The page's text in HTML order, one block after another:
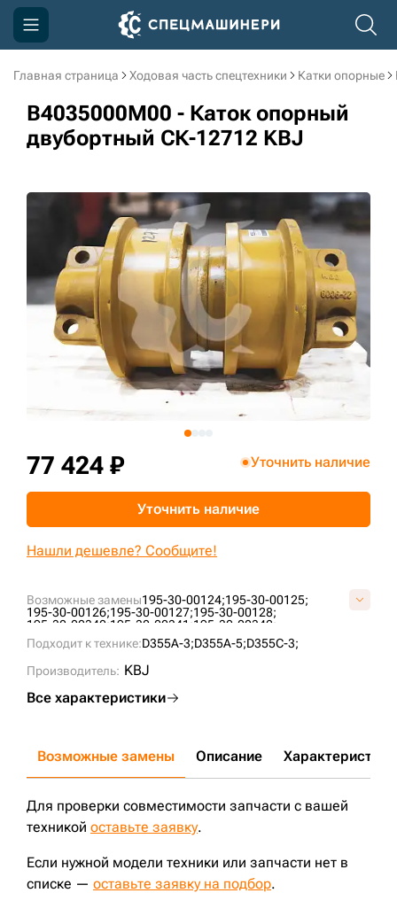
Главная страница Ходовая часть спецтехники Катки опорные
B4035000M00 - Каток опорный
двубортный СК-12712 KBJ
Возможные замены195-30-00124;195-30-00125;
195-30-00126;195-30-00127;195-30-00128;
195-30-00340;195-30-00341;195-30-00342;
195-30-00343;
195-30-00344; 195-30-00345;
195-30-00346;B4035000M00;KM344B;KM927;
Подходит к технике:D355A-3;D355A-5;D355C-3;
Производитель: KBJ
Все характеристики
77 424 ₽ Уточнить наличие
Уточнить наличие
Нашли дешевле? Сообщите!
Возможные замены Описание Характеристики
Для проверки совместимости запчасти с вашей
техникой оставьте заявку.
Если нужной модели техники или запчасти нет в
списке — оставьте заявку на подбор.
Компания
Акции
Информация
3D тур по производству
3D тур по складам
sksale@skdst.ru
+7 (499) 394-50-93